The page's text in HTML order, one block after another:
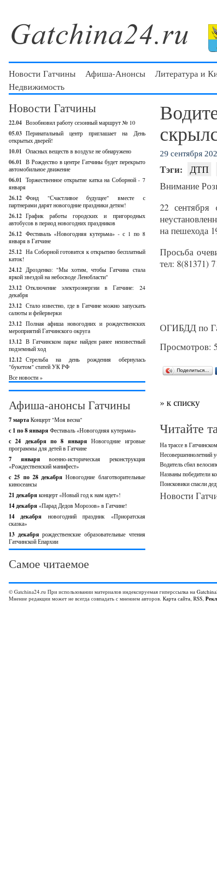
Новости Гатчины Афиша-Анонсы
Литература и
Недвижимость
Новости Гатчины
22.04 Возобновил работу сезонный маршрут № 10
05.03 Перинатальный центр приглашает на День
открытых дверей!
10.01 Опасных веществ в воздухе не обнаружено
06.01 В Рождество в центре Гатчины будет перекрыто
автомобильное движение
06.01 Торжественное открытие катка на Соборной - 7
января
26.12 Фонд "Счастливое будущее" вместе с
партнерами дарят новогодние праздники детям!
26.12 График работы городских и пригородных
автобусов в период новогодних праздников
26.12 Фестиваль «Новогодняя кутерьма» - с 1 по 8
января в Гатчине
25.12 На Соборной готовится к открытию бесплатный
каток!
24.12 Дрозденко: "Мы хотим, чтобы Гатчина стала
яркой звездой на небосводе Ленобласти"
23.12 Отключение электроэнергии в Гатчине: 24
декабря
23.12 Стало известно, где в Гатчине можно запускать
салюты и фейерверки
23.12 Полная афиша новогодних и рождественских
мероприятий Гатчинского округа
13.12 В Гатчинском парке найден ранее неизвестный
подземный ход
12.12 Стрельба на день рождения обернулась
"букетом" статей УК РФ
Все новости »
Афиша-анонсы Гатчины
7 мартаКонцерт "Моя весна"
с 1 по 8 января Фестиваль «Новогодняя кутерьма»
с 24 декабря по 8 январяНовогодние игровые
программы для детей в Гатчине
7 январявоенно-историческая реконструкция
«Рождественский манифест»
c 25 по 28 декабряНовогодние благотворительные
киносеансы
21 декабря концерт «Новый год к нам идет»!
14 декабря «Парад Дедов Морозов» в Гатчине!
14 декабря новогодний праздник «Приоратская
сказка»
13 декабрярождественские образовательные чтения
Гатчинской Епархии
Самое читаемое
29 сентября
Тэги:
ДТП
Внимание
22
на пешехода
Просьба
тел: 8(81371)
ОГИБДД по
Просмотров:
Поделиться…
» к списку
Читайте
На трассе в
Несовершеннолетний
Водитель сбил
Названы победители
Поисковики спасли
Новости
© Gatchina24.ru При использовании материалов индексируемая гиперссылка на
Мнение редакции может не всегда совпадать с мнением авторов. Карта сайта, RSS,